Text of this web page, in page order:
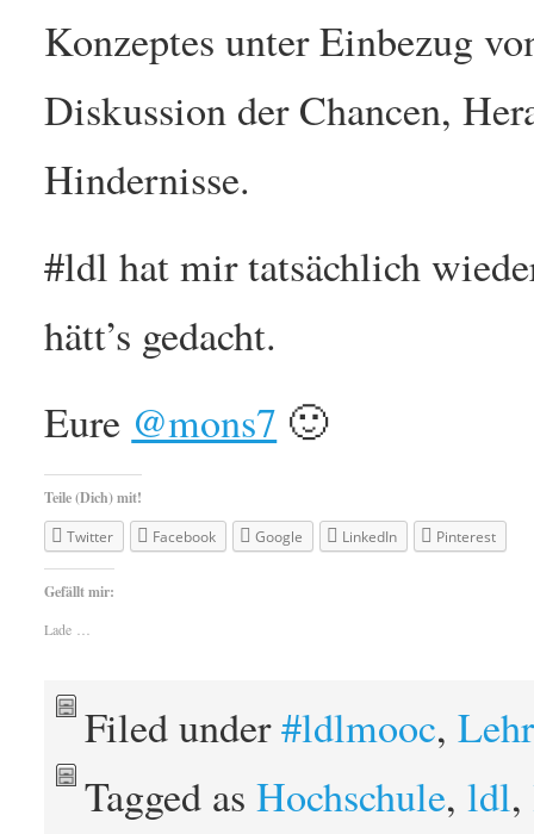
Konzeptes unter Einbezug
Diskussion der Chancen,
Hindernisse.
#ldl hat mir tatsächlich
hätt’s gedacht.
Eure @mons7 🙂
Teile (Dich) mit!
Twitter
Facebook Google LinkedIn Pinterest
Gefällt mir:
Lade …
Filed under#ldlmooc,
Tagged asHochschule,ldl,